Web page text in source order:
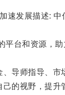
展描述: 中
台和资源，助
师指导、市
视野，提升